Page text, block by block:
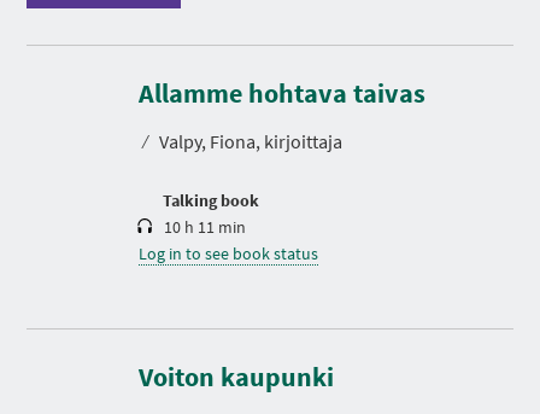
C
Allamme hohtava taivas
⁄ Valpy, Fiona, kirjoittaja
Talking book
D
r
a
i
10 h 11 min
Log in to see book status
Voiton kaupunki
D
r
a